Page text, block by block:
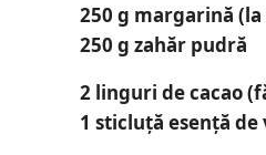
250 g margarină
250 g zahăr pudră
2 linguri de cacao
1 sticluță esență